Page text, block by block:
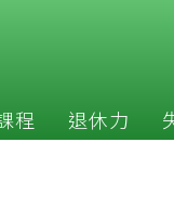
程 退休力